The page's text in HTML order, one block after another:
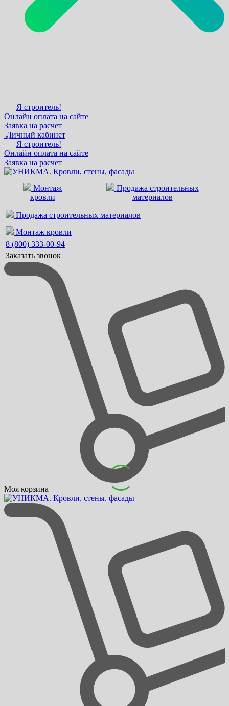
Я строитель!
Онлайн оплата на сайте
Заявка на расчет
Личный кабинет
Я строитель!
Онлайн оплата на сайте
Заявка на расчет
Монтаж
кровли
Продажа строительных
материалов
Продажа строительных материалов
Монтаж кровли
8 (800) 333-00-94
Заказать звонок
Моя корзина